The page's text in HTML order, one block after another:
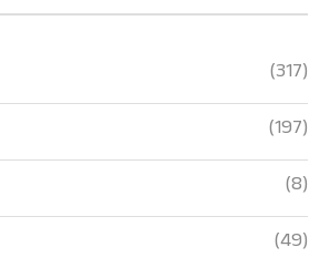
(317)
(197)
(8)
(49)